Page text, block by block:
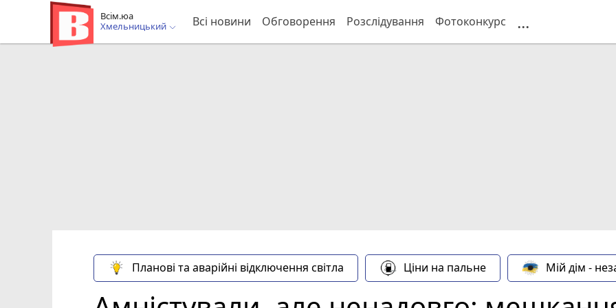
Всім.юа
Хмельницький
Всі новини Обговорення Розслідування Фотоконкурс ...
Планові та аварійні відключення світла Ціни на пальне Мій дім -